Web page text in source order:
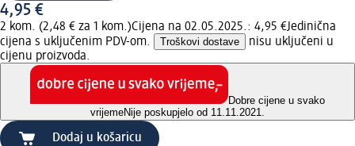
4,95 €
2 kom. (2,48 € za 1 kom.)Cijena na 02.05.2025.: 4,95 €Jedinična
cijena s uključenim PDV-om.
Troškovi dostave
nisu uključeni u
cijenu proizvoda.
Dobre cijene u svako
vrijemeNije poskupjelo od 11.11.2021.
Dodaj u košaricu